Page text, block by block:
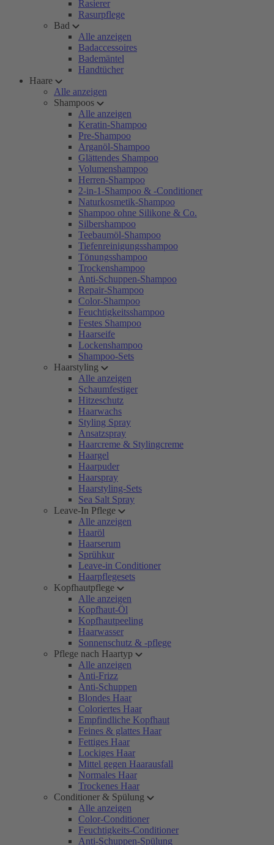
Rasierer
Rasurpflege
Bad
Alle anzeigen
Badaccessoires
Bademäntel
Handtücher
Haare
Alle anzeigen
Shampoos
Alle anzeigen
Keratin-Shampoo
Pre-Shampoo
Arganöl-Shampoo
Glättendes Shampoo
Volumenshampoo
Herren-Shampoo
2-in-1-Shampoo & -Conditioner
Naturkosmetik-Shampoo
Shampoo ohne Silikone & Co.
Silbershampoo
Teebaumöl-Shampoo
Tiefenreinigungsshampoo
Tönungsshampoo
Trockenshampoo
Anti-Schuppen-Shampoo
Repair-Shampoo
Color-Shampoo
Feuchtigkeitsshampoo
Festes Shampoo
Haarseife
Lockenshampoo
Shampoo-Sets
Haarstyling
Alle anzeigen
Schaumfestiger
Hitzeschutz
Haarwachs
Styling Spray
Ansatzspray
Haarcreme & Stylingcreme
Haargel
Haarpuder
Haarspray
Haarstyling-Sets
Sea Salt Spray
Leave-In Pflege
Alle anzeigen
Haaröl
Haarserum
Sprühkur
Leave-in Conditioner
Haarpflegesets
Kopfhautpflege
Alle anzeigen
Kopfhaut-Öl
Kopfhautpeeling
Haarwasser
Sonnenschutz & -pflege
Pflege nach Haartyp
Alle anzeigen
Anti-Frizz
Anti-Schuppen
Blondes Haar
Coloriertes Haar
Empfindliche Kopfhaut
Feines & glattes Haar
Fettiges Haar
Lockiges Haar
Mittel gegen Haarausfall
Normales Haar
Trockenes Haar
Conditioner & Spülung
Alle anzeigen
Color-Conditioner
Feuchtigkeits-Conditioner
Anti-Schuppen-Spülung